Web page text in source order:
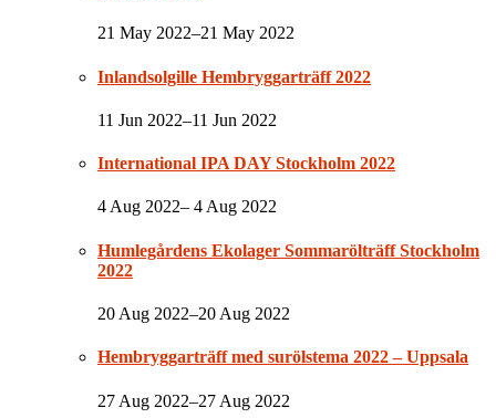
21 May 2022–21 May 2022
Inlandsolgille Hembryggarträff 2022
11 Jun 2022–11 Jun 2022
International IPA DAY Stockholm 2022
4 Aug 2022– 4 Aug 2022
Humlegårdens Ekolager Sommarölträff Stockholm
2022
20 Aug 2022–20 Aug 2022
Hembryggarträff med surölstema 2022 – Uppsala
27 Aug 2022–27 Aug 2022